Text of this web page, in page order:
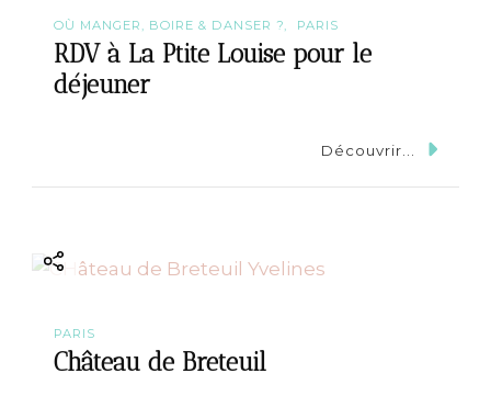
OÙ MANGER, BOIRE & DANSER ? PARIS
RDV à La Ptite Louise pour le
déjeuner
Découvrir...
PARIS
Château de Breteuil